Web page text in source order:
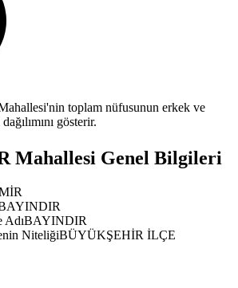
toplam nüfusunun erkek ve
gösterir.
Mahallesi Genel Bilgileri
AdıBAYINDIR
NiteliğiBÜYÜKŞEHİR İLÇE